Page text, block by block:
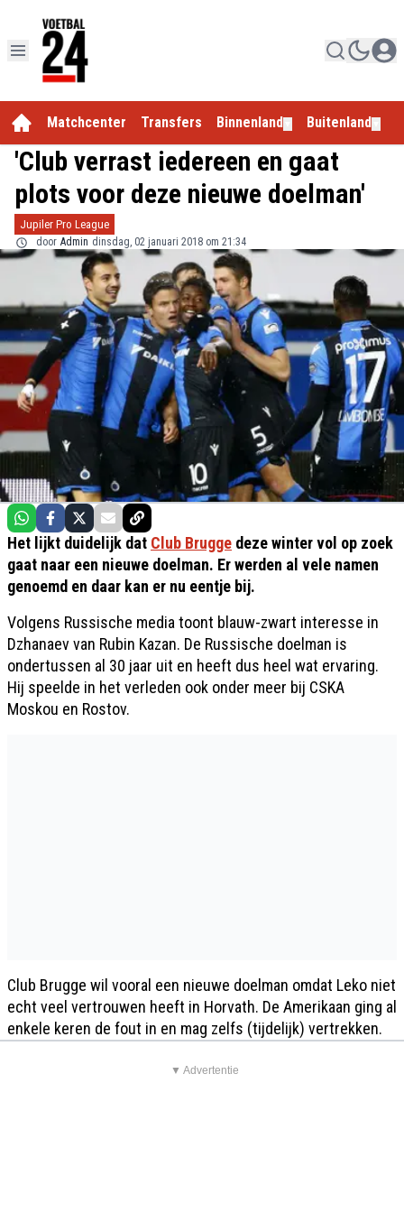
Matchcenter Transfers Binnenland Buitenland
'Club verrast iedereen en gaat
plots voor deze nieuwe doelman'
Jupiler Pro League
door Admin dinsdag, 02 januari 2018 om 21:34
Het lijkt duidelijk dat Club Brugge deze winter vol op zoek
gaat naar een nieuwe doelman. Er werden al vele namen
genoemd en daar kan er nu eentje bij.
Volgens Russische media toont blauw-zwart interesse in
Dzhanaev van Rubin Kazan. De Russische doelman is
ondertussen al 30 jaar uit en heeft dus heel wat ervaring.
Hij speelde in het verleden ook onder meer bij CSKA
Moskou en Rostov.
Club Brugge wil vooral een nieuwe doelman omdat Leko niet
echt veel vertrouwen heeft in Horvath. De Amerikaan ging al
enkele keren de fout in en mag zelfs (tijdelijk) vertrekken.
▼ Advertentie